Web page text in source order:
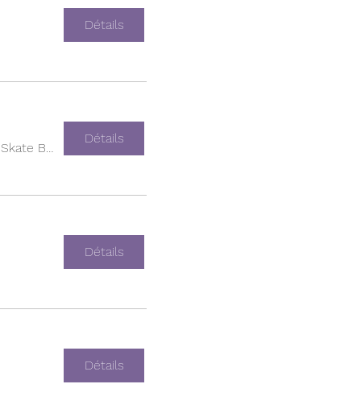
Détails
Empire Skate Building
Détails
Détails
Détails